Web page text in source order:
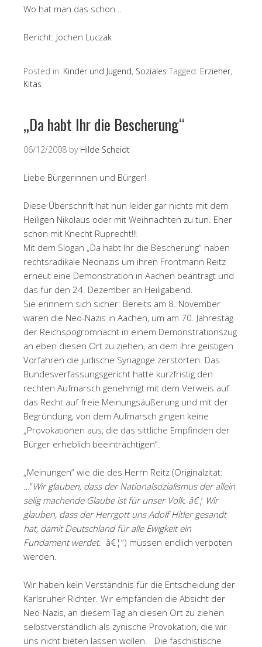
Wo hat man das schon…
Bericht: Jochen Luczak
Posted in: Kinder und Jugend, Soziales Tagged: Erzieher,
Kitas
„Da habt Ihr die Bescherung“
06/12/2008 by Hilde Scheidt
Liebe Bürgerinnen und Bürger!
Diese Überschrift hat nun leider gar nichts mit dem
Heiligen Nikolaus oder mit Weihnachten zu tun. Eher
schon mit Knecht Ruprecht!!!
Mit dem Slogan „Da habt Ihr die Bescherung“ haben
rechtsradikale Neonazis um ihren Frontmann Reitz
erneut eine Demonstration in Aachen beantragt und
das für den 24. Dezember an Heiligabend.
Sie erinnern sich sicher: Bereits am 8. November
waren die Neo-Nazis in Aachen, um am 70. Jahrestag
der Reichspogromnacht in einem Demonstrationszug
an eben diesen Ort zu ziehen, an dem ihre geistigen
Vorfahren die jüdische Synagoge zerstörten. Das
Bundesverfassungsgericht hatte kurzfristig den
rechten Aufmarsch genehmigt mit dem Verweis auf
das Recht auf freie Meinungsäußerung und mit der
Begründung, von dem Aufmarsch gingen keine
„Provokationen aus, die das sittliche Empfinden der
Bürger erheblich beeinträchtigen“.
„Meinungen“ wie die des Herrn Reitz (Originalzitat:
…“Wir glauben, dass der Nationalsozialismus der allein
selig machende Glaube ist für unser Volk. â€¦ Wir
glauben, dass der Herrgott uns Adolf Hitler gesandt
hat, damit Deutschland für alle Ewigkeit ein
Fundament werdet. â€¦“) müssen endlich verboten
werden.
Wir haben kein Verständnis für die Entscheidung der
Karlsruher Richter. Wir empfanden die Absicht der
Neo-Nazis, an diesem Tag an diesen Ort zu ziehen
selbstverständlich als zynische Provokation, die wir
uns nicht bieten lassen wollen. Die faschistische